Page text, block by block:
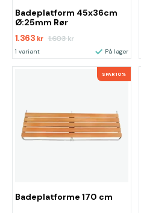
Badeplatform 45x36cm
Ø:25mm Rør
1.363 kr 1.603kr
1 variant På lager
SPAR 10%
Badeplatforme 170 cm